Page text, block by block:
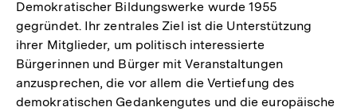
Demokratischer Bildungswerke wurde 1955
gegründet. Ihr zentrales Ziel ist die Unterstützung
ihrer Mitglieder, um politisch interessierte
Bürgerinnen und Bürger mit Veranstaltungen
anzusprechen, die vor allem die Vertiefung des
demokratischen Gedankengutes und die europäische